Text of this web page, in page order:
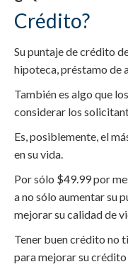
Crédito?
Su puntaje de crédito
hipoteca, préstamo de
También es algo que
considerar los
Es, posiblemente, el
en su vida.
Por sólo $49.99 por
a no sólo aumentar su
mejorar su calidad de
Tener buen crédito no
para mejorar su crédito